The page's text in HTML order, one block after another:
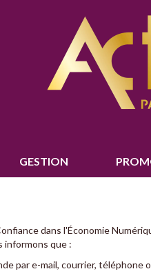
GESTION
dans l'Économie
informons que :
par e-mail, courrier, téléphone